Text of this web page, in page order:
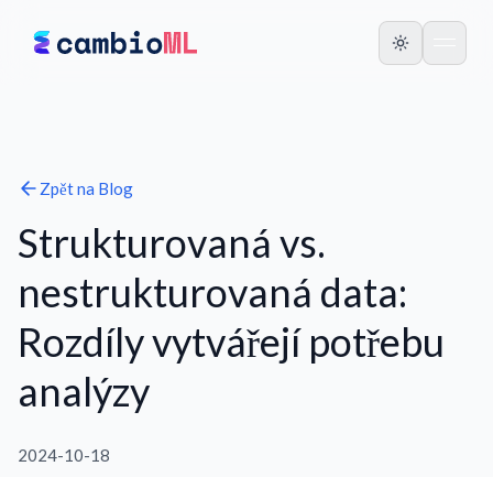
Zpět na Blog
Strukturovaná vs.
nestrukturovaná data:
Rozdíly vytvářejí potřebu
analýzy
2024-10-18